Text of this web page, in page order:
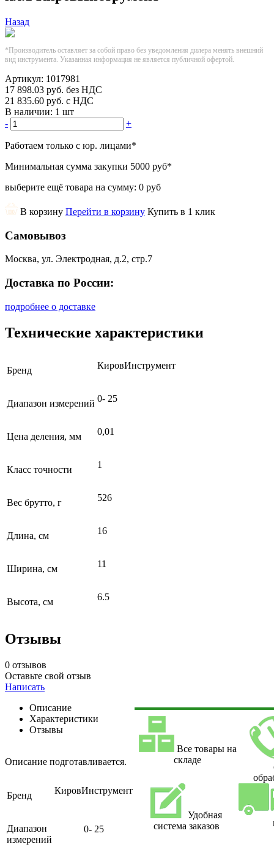
Назад
*Производитель оставляет за собой право без уведомления дилера менять внешний
вид инструмента. Указанная информация не является публичной офертой.
Артикул: 1017981
17 898.03 руб. без НДС
21 835.60 руб. с НДС
В наличии: 1 шт
-
+
Работаем только с юр. лицами*
Минимальная сумма закупки 5000 руб*
выберите ещё товара на сумму: 0 руб
В корзину Перейти в корзину Купить в 1 клик
Самовывоз
Москва, ул. Электродная, д.2, стр.7
Доставка по России:
подробнее о доставке
Технические характеристики
Бренд КировИнструмент
Диапазон измерений 0- 25
Цена деления, мм 0,01
Класс точности 1
Вес брутто, г 526
Длина, см 16
Ширина, см 11
Высота, см 6.5
Отзывы
0 отзывов
Оставьте свой отзыв
Написать
Описание
Характеристики
Отзывы
Описание подготавливается.
Бренд КировИнструмент
Диапазон
измерений
0- 25
Все товары на
складе
Удобная
система заказов